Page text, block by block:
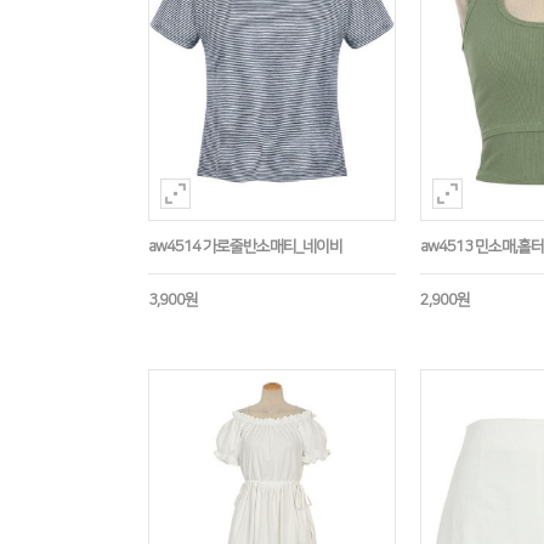
aw4514 가로줄반소매티_네이비
3,900원
aw4513 민소매,홀
2,900원